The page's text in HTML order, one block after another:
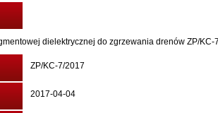
dielektrycznej do zgrzewania drenów ZP/KC-
ZP/KC-7/2017
2017-04-04